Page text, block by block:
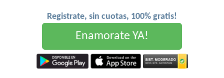
Registrate, sin cuotas, 100% gratis!
Enamorate YA!